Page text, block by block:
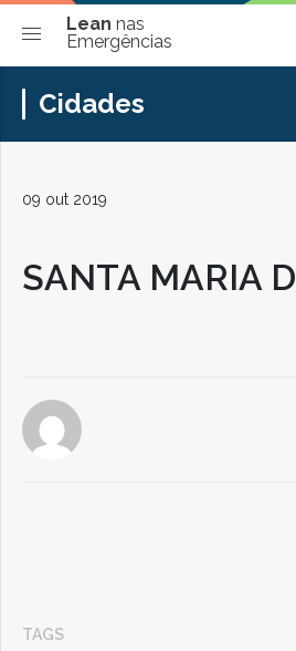
Lean nas
Emergências
Cidades
09 out 2019
SANTA MARIA
TAGS